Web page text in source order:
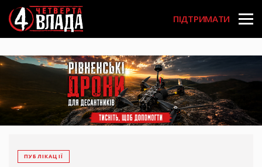
Перейти
до
основного
вмісту
User
account
menu
ПІДТРИМАТИ
ПУБЛІКАЦІЇ